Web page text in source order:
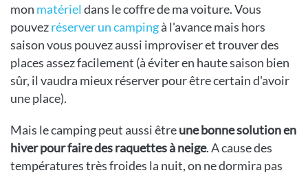
mon matériel dans le coffre de ma voiture. Vous
pouvezréserver un campingà l'avance mais hors
saison vous pouvez aussi improviser et trouver des
places assez facilement (à éviter en haute saison bien
sûr, il vaudra mieux réserver pour être certain d'avoir
une place).
Mais le camping peut aussi êtreune bonne solution en
hiver pour faire des raquettes à neige. A cause des
températures très froides la nuit, on ne dormira pas